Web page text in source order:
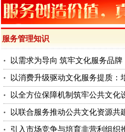
服务管理知识
以全方位保障机制筑牢公共文化
以联合服务推动公共文化资源共
引入市场竞争与培育非营利组织